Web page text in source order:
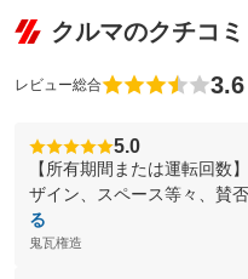
クルマのクチコミ
レビュー総合 3.6
5.0
【所有期間または運転回数
ザイン、スペース等々、賛
る
鬼瓦権造